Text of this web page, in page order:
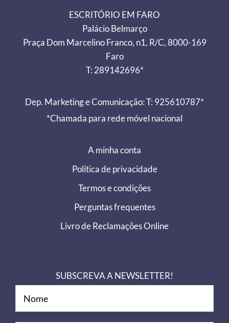
ESCRITÓRIO EM FARO
Palácio Belmarço
Praça Dom Marcelino Franco, n1, R/C, 8000-169
Faro
T: 289142696*
Dep. Marketing e Comunicação: T: 925610787*
*Chamada para rede móvel nacional
A minha conta
Política de privacidade
Termos e condições
Perguntas frequentes
Livro de Reclamações Online
SUBSCREVA A NEWSLETTER!